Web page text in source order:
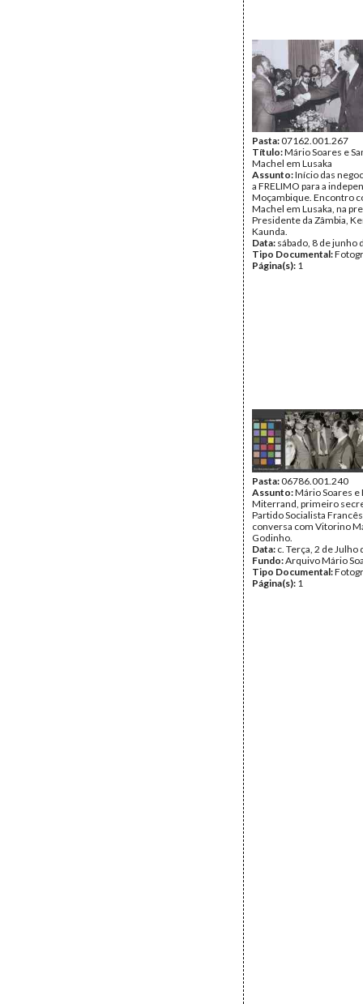
Pasta:07162.001.267
Título:Mário Soares e
Machel em Lusaka
Assunto:Início das
a FRELIMO para a
Moçambique. Encontro
Machel em Lusaka, na
Presidente da Zâmbia,
Kaunda.
Data: sábado, 8 de junho
Tipo Documental:
Página(s): 1
Pasta:06786.001.240
Assunto:Mário Soares e
Miterrand, primeiro
Partido Socialista
conversa com Vitorino
Godinho.
Data: c. Terça, 2 de Julho
Fundo:Arquivo Mário
Tipo Documental:
Página(s): 1